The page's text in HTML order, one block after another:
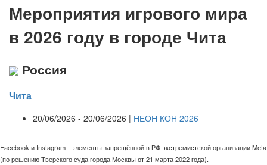
Мероприятия игрового мира
в 2026 году в городе Чита
Россия
Чита
20/06/2026 - 20/06/2026 | НЕОН КОН 2026
Facebook и Instagram - элементы запрещённой в РФ экстремистской организации Meta
(по решению Тверского суда города Москвы от 21 марта 2022 года).